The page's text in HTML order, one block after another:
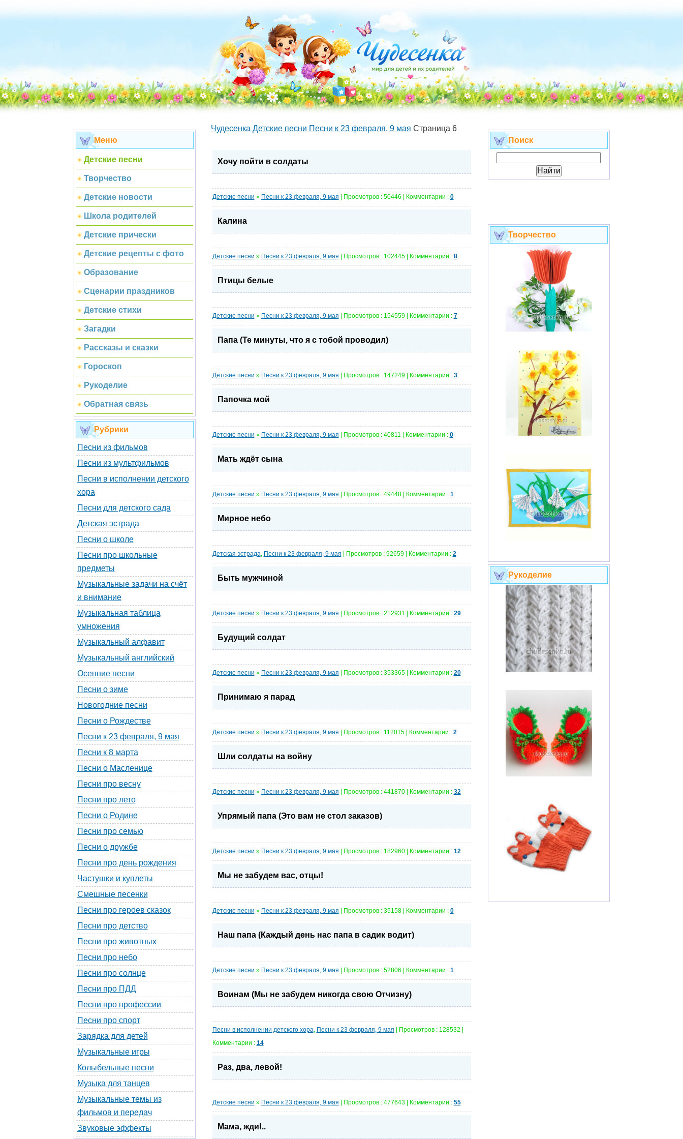
Меню
Детские песни
Творчество
Детские новости
Школа родителей
Детские прически
Детские рецепты с фото
Образование
Сценарии праздников
Детские стихи
Загадки
Рассказы и сказки
Гороскоп
Рукоделие
Обратная связь
Рубрики
Песни из фильмов
Песни из мультфильмов
Песни в исполнении детского
хора
Песни для детского сада
Детская эстрада
Песни о школе
Песни про школьные
предметы
Музыкальные задачи на счёт
и внимание
Музыкальная таблица
умножения
Музыкальный алфавит
Музыкальный английский
Осенние песни
Песни о зиме
Новогодние песни
Песни о Рождестве
Песни к 23 февраля, 9 мая
Песни к 8 марта
Песни о Масленице
Песни про весну
Песни про лето
Песни о Родине
Песни про семью
Песни о дружбе
Песни про день рождения
Частушки и куплеты
Смешные песенки
Песни про героев сказок
Песни про детство
Песни про животных
Песни про небо
Песни про солнце
Песни про ПДД
Песни про профессии
Песни про спорт
Зарядка для детей
Музыкальные игры
Колыбельные песни
Музыка для танцев
Музыкальные темы из
фильмов и передач
Звуковые эффекты
Чудесенка Детские песни Песни к 23 февраля, 9 мая Страница 6
Хочу пойти в солдаты
Детские песни » Песни к 23 февраля, 9 мая | Просмотров : 50446 | Комментарии : 0
Калина
Детские песни » Песни к 23 февраля, 9 мая | Просмотров : 102445 | Комментарии : 8
Птицы белые
Детские песни » Песни к 23 февраля, 9 мая | Просмотров : 154559 | Комментарии : 7
Папа (Те минуты, что я с тобой проводил)
Детские песни » Песни к 23 февраля, 9 мая | Просмотров : 147249 | Комментарии : 3
Папочка мой
Детские песни » Песни к 23 февраля, 9 мая | Просмотров : 40811 | Комментарии : 0
Мать ждёт сына
Детские песни » Песни к 23 февраля, 9 мая | Просмотров : 49448 | Комментарии : 1
Мирное небо
Детская эстрада, Песни к 23 февраля, 9 мая | Просмотров : 92659 | Комментарии : 2
Быть мужчиной
Детские песни » Песни к 23 февраля, 9 мая | Просмотров : 212931 | Комментарии : 29
Будущий солдат
Детские песни » Песни к 23 февраля, 9 мая | Просмотров : 353365 | Комментарии : 20
Принимаю я парад
Детские песни » Песни к 23 февраля, 9 мая | Просмотров : 112015 | Комментарии : 2
Шли солдаты на войну
Детские песни » Песни к 23 февраля, 9 мая | Просмотров : 441870 | Комментарии : 32
Упрямый папа (Это вам не стол заказов)
Детские песни » Песни к 23 февраля, 9 мая | Просмотров : 182960 | Комментарии : 12
Мы не забудем вас, отцы!
Детские песни » Песни к 23 февраля, 9 мая | Просмотров : 35158 | Комментарии : 0
Наш папа (Каждый день нас папа в садик водит)
Детские песни » Песни к 23 февраля, 9 мая | Просмотров : 52806 | Комментарии : 1
Воинам (Мы не забудем никогда свою Отчизну)
Песни в исполнении детского хора, Песни к 23 февраля, 9 мая | Просмотров : 128532 |
Комментарии : 14
Раз, два, левой!
Детские песни » Песни к 23 февраля, 9 мая | Просмотров : 477643 | Комментарии : 55
Мама, жди!..
Поиск
Творчество
Рукоделие